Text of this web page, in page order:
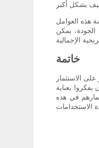
دراسة هذه العوامل
الجودة، يمكن
خاتمة
على الاستثمار
بعناية
في هذه